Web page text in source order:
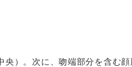
）。次に、吻端部分を含む